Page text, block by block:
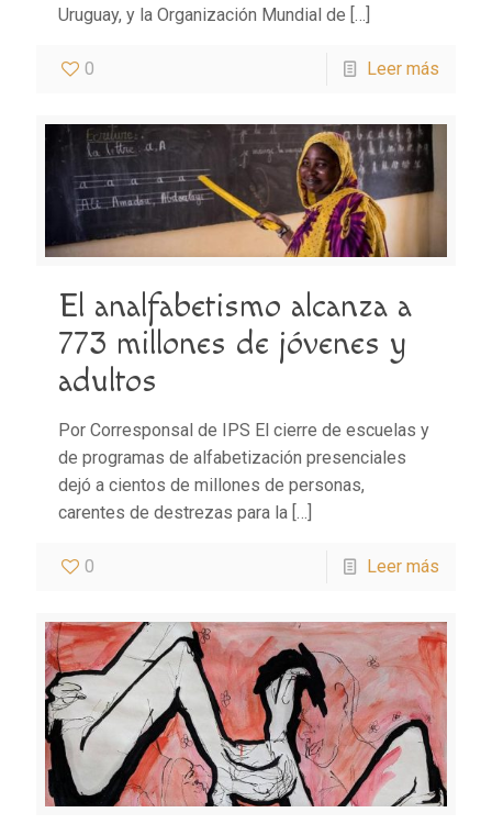
Uruguay, y la Organización Mundial de […]
0 Leer más
El analfabetismo alcanza a
773 millones de jóvenes y
adultos
Por Corresponsal de IPS El cierre de escuelas y
de programas de alfabetización presenciales
dejó a cientos de millones de personas,
carentes de destrezas para la […]
0 Leer más